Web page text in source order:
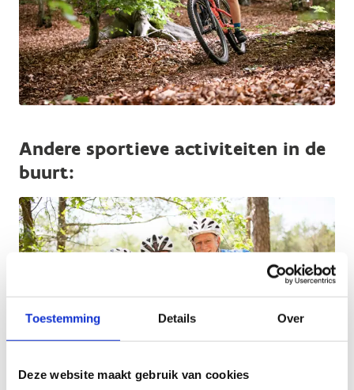
Toestemming Details Over
Deze website maakt gebruik van cookies
Andere sportieve activiteiten in de
buurt: